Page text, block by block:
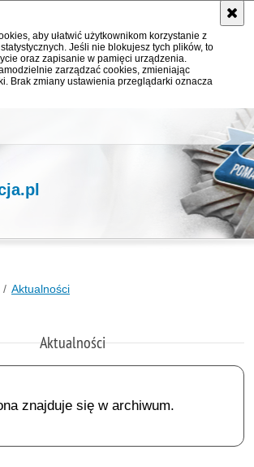
aby ułatwić użytkownikom korzystanie z
Jeśli nie blokujesz tych plików, to
oraz zapisanie w pamięci urządzenia.
zarządzać cookies, zmieniając
Brak zmiany ustawienia przeglądarki oznacza
Aktualności
Aktualności
znajduje się w archiwum.